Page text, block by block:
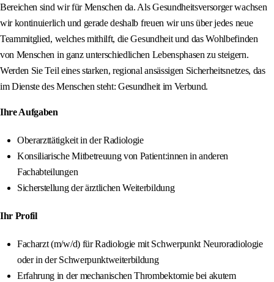
Bereichen sind wir für Menschen da. Als Gesundheitsversorger wachsen
wir kontinuierlich und gerade deshalb freuen wir uns über jedes neue
Teammitglied, welches mithilft, die Gesundheit und das Wohlbefinden
von Menschen in ganz unterschiedlichen Lebensphasen zu steigern.
Werden Sie Teil eines starken, regional ansässigen Sicherheitsnetzes, das
im Dienste des Menschen steht: Gesundheit im Verbund.
Ihre Aufgaben
Oberarzttätigkeit in der Radiologie
Konsiliarische Mitbetreuung von Patient:innen in anderen
Fachabteilungen
Sicherstellung der ärztlichen Weiterbildung
Ihr Profil
Facharzt (m/w/d) für Radiologie mit Schwerpunkt Neuroradiologie
oder in der Schwerpunktweiterbildung
Erfahrung in der mechanischen Thrombektomie bei akutem